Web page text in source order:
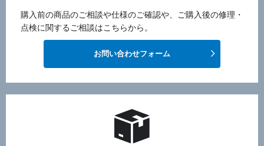
購入前の商品のご相談や仕様のご確認や、ご購入後の修理・
点検に関するご相談はこちらから。
お問い合わせフォーム